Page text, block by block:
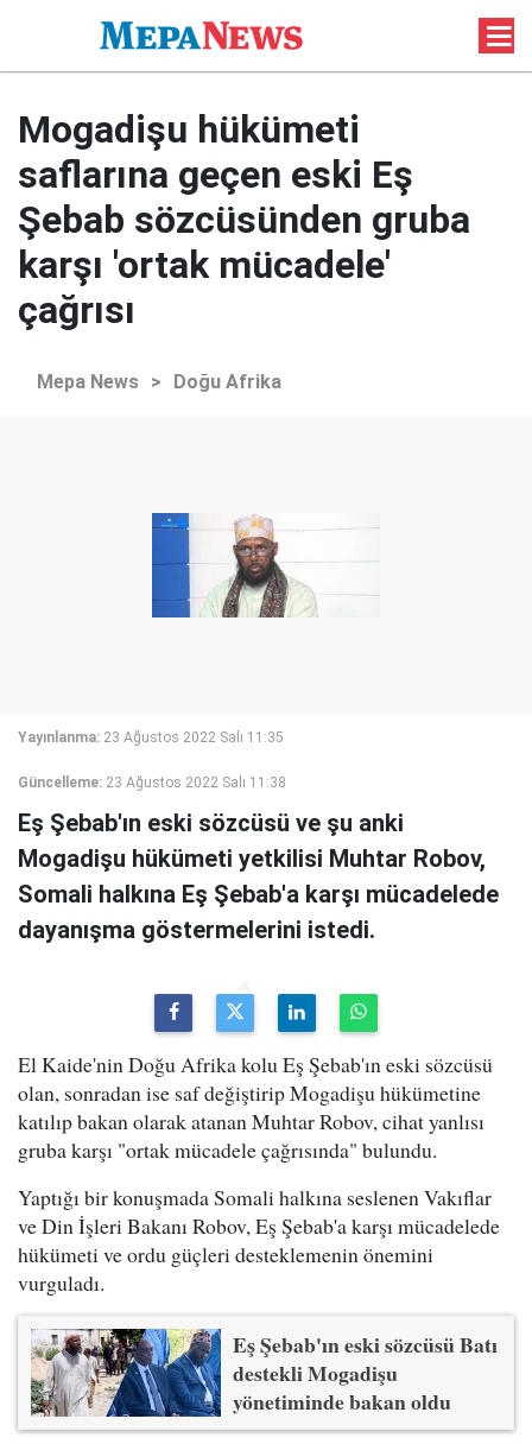
Mogadişu hükümeti
saflarına geçen eski Eş
Şebab sözcüsünden gruba
karşı 'ortak mücadele'
çağrısı
Mepa News > Doğu Afrika
Yayınlanma: 23 Ağustos 2022 Salı 11:35
Güncelleme: 23 Ağustos 2022 Salı 11:38
Eş Şebab'ın eski sözcüsü ve şu anki
Mogadişu hükümeti yetkilisi Muhtar Robov,
Somali halkına Eş Şebab'a karşı mücadelede
dayanışma göstermelerini istedi.
El Kaide'nin Doğu Afrika kolu Eş Şebab'ın eski sözcüsü
olan, sonradan ise saf değiştirip Mogadişu hükümetine
katılıp bakan olarak atananMuhtar Robov, cihat yanlısı
gruba karşı "ortak mücadele çağrısında" bulundu.
Yaptığı bir konuşmada Somali halkına seslenenVakıflar
ve Din İşleri BakanıRobov, Eş Şebab'a karşı mücadelede
hükümeti ve ordu güçleri desteklemenin önemini
vurguladı.
Eş Şebab'ın eski sözcüsü Batı
destekli Mogadişu
yönetiminde bakan oldu